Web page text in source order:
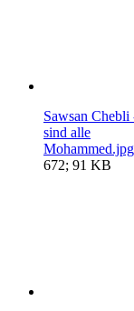
Sawsan Chebli
sind alle
Mohammed.jpg
672; 91 KB